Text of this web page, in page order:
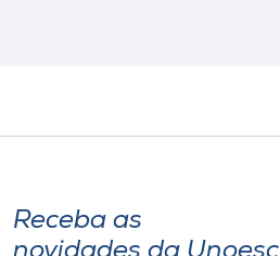
Receba as